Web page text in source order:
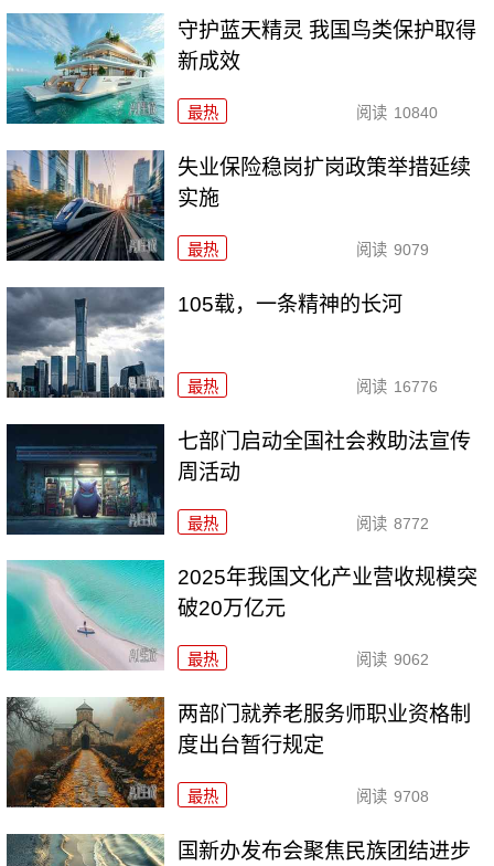
守护蓝天精灵 我国鸟类保护取得
新成效
最热 阅读 10840
失业保险稳岗扩岗政策举措延续
实施
最热 阅读 9079
105载，一条精神的长河
最热 阅读 16776
七部门启动全国社会救助法宣传
周活动
最热 阅读 8772
2025年我国文化产业营收规模突
破20万亿元
最热 阅读 9062
两部门就养老服务师职业资格制
度出台暂行规定
最热 阅读 9708
国新办发布会聚焦民族团结进步